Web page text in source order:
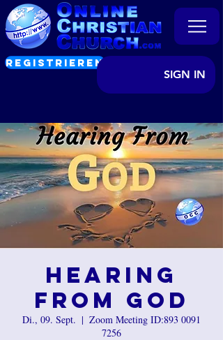
REGISTRIEREN
SIGN IN
Hearing
from God
Di., 09. Sept.
  |
Zoom Meeting ID:893 0091
7256